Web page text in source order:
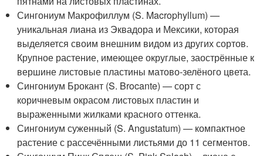
Сингониум Макрофиллум (S. Macrophyllum) —
уникальная лиана из Эквадора и Мексики, которая
выделяется своим внешним видом из других сортов.
Крупное растение, имеющее округлые, заострённые к
вершине листовые пластины матово-зелёного цвета.
Сингониум Брокант (S. Brocante) — сорт с
коричневым окрасом листовых пластин и
выраженными жилками красного оттенка.
Сингониум суженный (S. Angustatum) — компактное
растение с рассечёнными листьями до 11 сегментов.